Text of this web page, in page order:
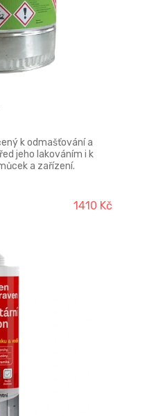
k odmašťování a
jeho lakováním i k
a zařízení.
1410 Kč